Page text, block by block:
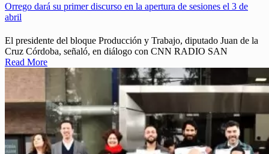
Orrego dará su primer discurso en la apertura de sesiones el 3 de
abril
El presidente del bloque Producción y Trabajo, diputado Juan de la
Cruz Córdoba, señaló, en diálogo con CNN RADIO SAN
Read More